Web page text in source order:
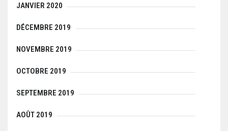
JANVIER 2020
DÉCEMBRE 2019
NOVEMBRE 2019
OCTOBRE 2019
SEPTEMBRE 2019
AOÛT 2019